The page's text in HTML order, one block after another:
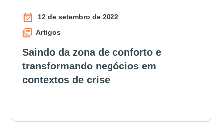
12 de setembro de 2022
Artigos
Saindo da zona de conforto e
transformando negócios em
contextos de crise